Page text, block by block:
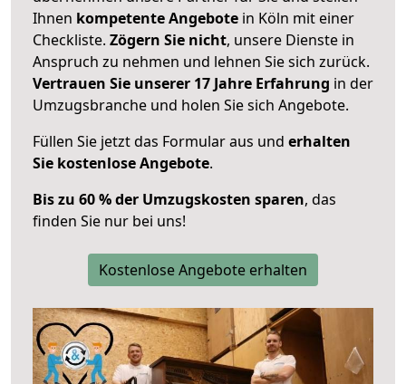
Ihnen kompetente Angebote in Köln mit einer
Checkliste. Zögern Sie nicht, unsere Dienste in
Anspruch zu nehmen und lehnen Sie sich zurück.
Vertrauen Sie unserer 17 Jahre Erfahrung in der
Umzugsbranche und holen Sie sich Angebote.
Füllen Sie jetzt das Formular aus und erhalten
Sie kostenlose Angebote.
Bis zu 60 % der Umzugskosten sparen, das
finden Sie nur bei uns!
Kostenlose Angebote erhalten